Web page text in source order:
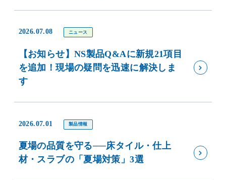
2026.07.08 ニュース
【お知らせ】NS製品Q&Aに新規21項目
を追加！現場の疑問を迅速に解決しま
す
2026.07.01 製品情報
夏場の品質を守る──床タイル・仕上
材・スラブの「夏場対策」3選